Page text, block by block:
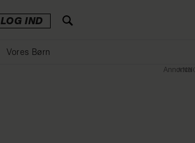
LOG IND
Vores Børn
Annonce